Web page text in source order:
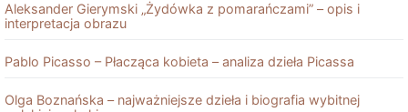
Aleksander Gierymski „Żydówka z pomarańczami” – opis i
interpretacja obrazu
Pablo Picasso – Płacząca kobieta – analiza dzieła Picassa
Olga Boznańska – najważniejsze dzieła i biografia wybitnej